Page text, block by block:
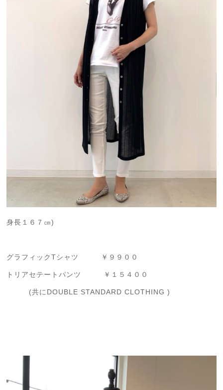
身長１６７㎝)
グラフィックTシャツ ￥９９００
トリアセテートパンツ ￥１５４００
(共にDOUBLE STANDARD CLOTHING )